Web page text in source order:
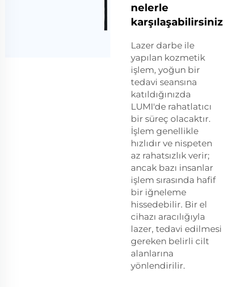
nelerle
karşılaşabilirsiniz
Lazer darbe ile
yapılan kozmetik
işlem, yoğun bir
tedavi seansına
katıldığınızda
LUMI'de rahatlatıcı
bir süreç olacaktır.
İşlem genellikle
hızlıdır ve nispeten
az rahatsızlık verir;
ancak bazı insanlar
işlem sırasında hafif
bir iğneleme
hissedebilir. Bir el
cihazı aracılığıyla
lazer, tedavi edilmesi
gereken belirli cilt
alanlarına
yönlendirilir.